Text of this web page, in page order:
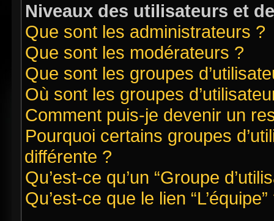
Niveaux des utilisateurs et
Que sont les administrateurs ?
Que sont les modérateurs ?
Que sont les groupes
Où sont les groupes
Comment puis-je devenir un
Pourquoi certains groupes
différente ?
Qu’est-ce qu’un “Groupe
Qu’est-ce que le lien “L’équipe”